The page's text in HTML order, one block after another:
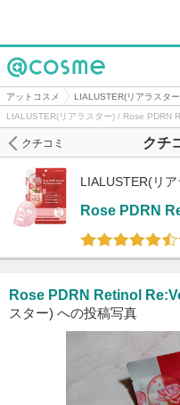
@cosme
アットコスメ LIALUSTER(リアラスタ
LIALUSTER(リアラスター) / Rose PDRN
クチ
クチコミ
LIALUSTER(リ
Rose PDRN
Rose PDRN Retinol
スター) への投稿写真